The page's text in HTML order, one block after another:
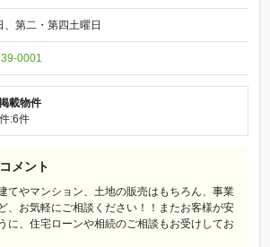
、第二・第四土曜日
0001
載物件
:6件
メント
てやマンション、土地の販売はもちろん、事業
、お気軽にご相談ください！！またお客様が安
に、住宅ローンや相続のご相談もお受けしてお